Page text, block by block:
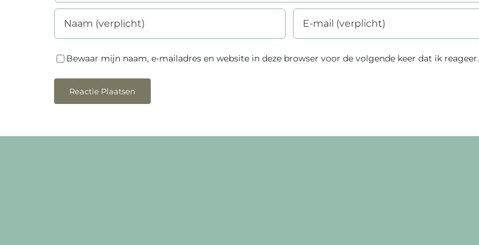
Bewaar mijn naam, e-mailadres en website in deze browser voor de volgende keer dat ik reageer.